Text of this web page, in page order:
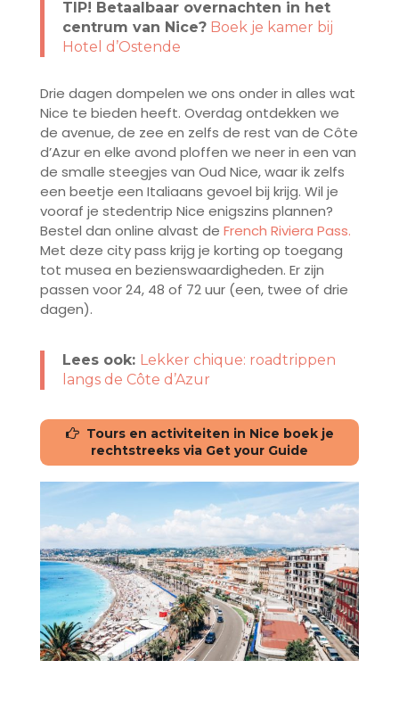
TIP! Betaalbaar overnachten in het
centrum van Nice? Boek je kamer bij
Hotel d’Ostende
Drie dagen dompelen we ons onder in alles wat
Nice te bieden heeft. Overdag ontdekken we
de avenue, de zee en zelfs de rest van de Côte
d’Azur en elke avond ploffen we neer in een van
de smalle steegjes van Oud Nice, waar ik zelfs
een beetje een Italiaans gevoel bij krijg. Wil je
vooraf je stedentrip Nice enigszins plannen?
Bestel dan online alvast de French Riviera Pass.
Met deze city pass krijg je korting op toegang
tot musea en bezienswaardigheden. Er zijn
passen voor 24, 48 of 72 uur (een, twee of drie
dagen).
Lees ook: Lekker chique: roadtrippen
langs de Côte d’Azur
Tours en activiteiten in Nice boek je
rechtstreeks via Get your Guide